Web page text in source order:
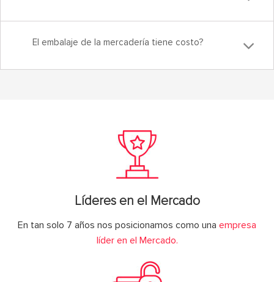
El embalaje de la mercadería tiene costo?
Líderes en el Mercado
En tan solo 7 años nos posicionamos como una empresa
líder en el Mercado.